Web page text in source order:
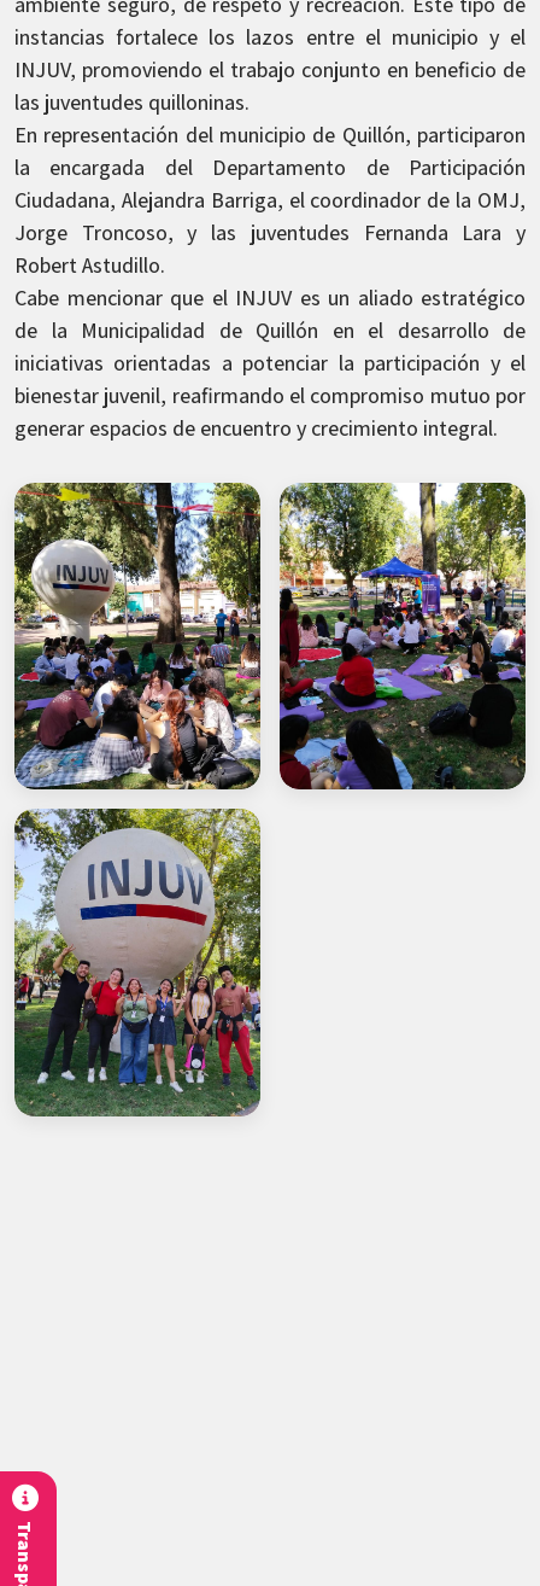
instancias fortalece los lazos entre el municipio y el
INJUV, promoviendo el trabajo conjunto en beneficio de
las juventudes quilloninas.
En representación del municipio de Quillón, participaron
la encargada del Departamento de Participación
Ciudadana, Alejandra Barriga, el coordinador de la OMJ,
Jorge Troncoso, y las juventudes Fernanda Lara y
Robert Astudillo.
Cabe mencionar que el INJUV es un aliado estratégico
de la Municipalidad de Quillón en el desarrollo de
iniciativas orientadas a potenciar la participación y el
bienestar juvenil, reafirmando el compromiso mutuo por
generar espacios de encuentro y crecimiento integral.